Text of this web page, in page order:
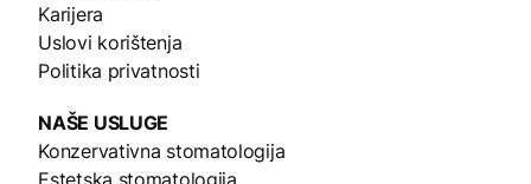
Karijera
Uslovi korištenja
Politika privatnosti
NAŠE USLUGE
Konzervativna stomatologija
Estetska stomatologija